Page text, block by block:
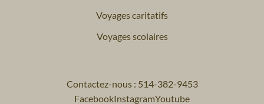
Voyages caritatifs
Voyages scolaires
Contactez-nous : 514-382-9453
FacebookInstagramYoutube